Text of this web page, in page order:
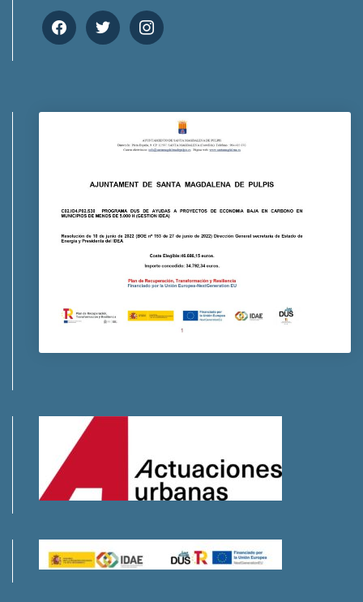
facebooktwitter instagram